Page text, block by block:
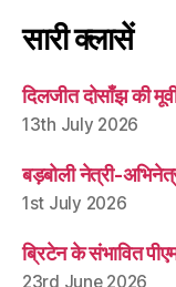
सारी क्लासें
दिलजीत दोसाँझ की
13th July 2026
बड़बोली नेत्री-
1st July 2026
ब्रिटेन के संभावित
23rd June 2026